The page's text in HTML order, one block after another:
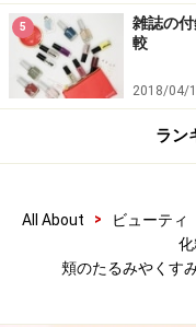
スペシャル＆
イスマスク
5
雑誌の
較
2018/04/
ラン
All About > ビューティ
頬のたるみやくす